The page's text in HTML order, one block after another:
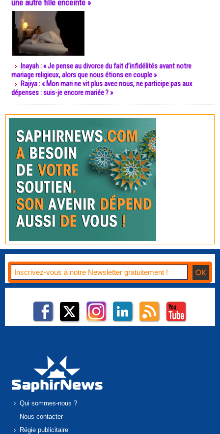
une autre fille enceinte »
Inayah : « Je pense au divorce du fait d’infidélités avant notre
mariage religieux, alors que nous étions en couple »
Rajiya : « Mon mari ne vit plus avec nous, ne participe pas aux
dépenses : suis-je encore mariée ? »
Qui sommes-nous ?
Nous contacter
Régie publicitaire